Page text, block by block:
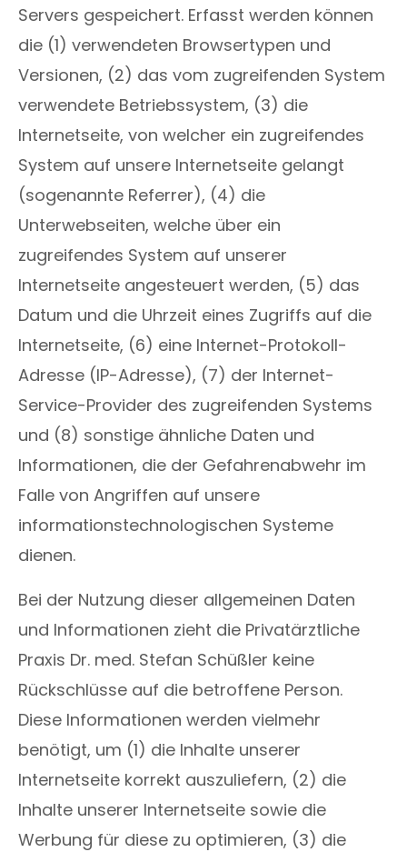
Servers gespeichert. Erfasst werden können
die (1) verwendeten Browsertypen und
Versionen, (2) das vom zugreifenden System
verwendete Betriebssystem, (3) die
Internetseite, von welcher ein zugreifendes
System auf unsere Internetseite gelangt
(sogenannte Referrer), (4) die
Unterwebseiten, welche über ein
zugreifendes System auf unserer
Internetseite angesteuert werden, (5) das
Datum und die Uhrzeit eines Zugriffs auf die
Internetseite, (6) eine Internet-Protokoll-
Adresse (IP-Adresse), (7) der Internet-
Service-Provider des zugreifenden Systems
und (8) sonstige ähnliche Daten und
Informationen, die der Gefahrenabwehr im
Falle von Angriffen auf unsere
informationstechnologischen Systeme
dienen.
Bei der Nutzung dieser allgemeinen Daten
und Informationen zieht die Privatärztliche
Praxis Dr. med. Stefan Schüßler keine
Rückschlüsse auf die betroffene Person.
Diese Informationen werden vielmehr
benötigt, um (1) die Inhalte unserer
Internetseite korrekt auszuliefern, (2) die
Inhalte unserer Internetseite sowie die
Werbung für diese zu optimieren, (3) die